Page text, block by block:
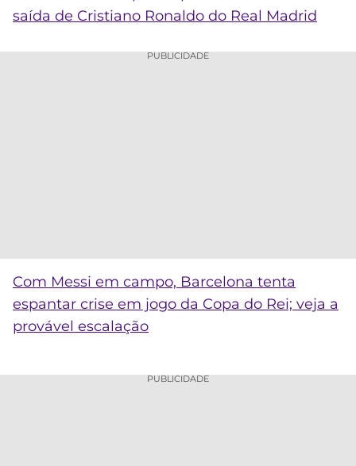
saída de Cristiano Ronaldo do Real Madrid
PUBLICIDADE
Com Messi em campo, Barcelona tenta
espantar crise em jogo da Copa do Rei; veja a
provável escalação
PUBLICIDADE